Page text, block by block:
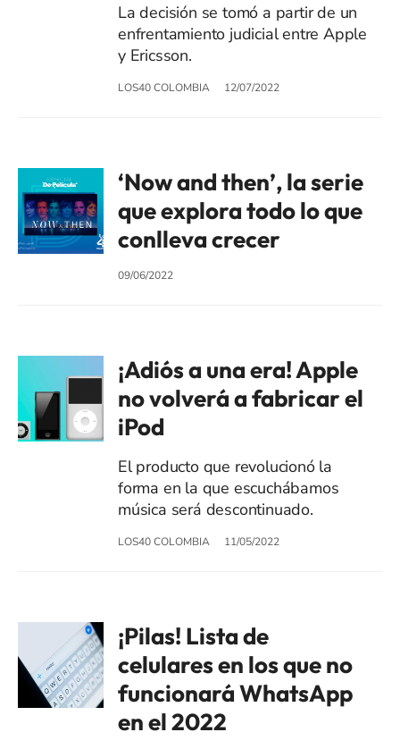
La decisión se tomó a partir de un
enfrentamiento judicial entre Apple
y Ericsson.
LOS40 COLOMBIA 12/07/2022
‘Now and then’, la serie
que explora todo lo que
conlleva crecer
09/06/2022
¡Adiós a una era! Apple
no volverá a fabricar el
iPod
El producto que revolucionó la
forma en la que escuchábamos
música será descontinuado.
LOS40 COLOMBIA 11/05/2022
¡Pilas! Lista de
celulares en los que no
funcionará WhatsApp
en el 2022